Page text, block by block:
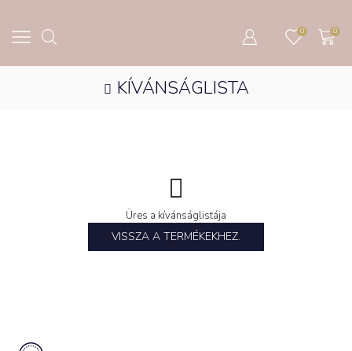
0 0
KÍVÁNSÁGLISTA
Üres a kívánságlistája
VISSZA A TERMÉKEKHEZ.